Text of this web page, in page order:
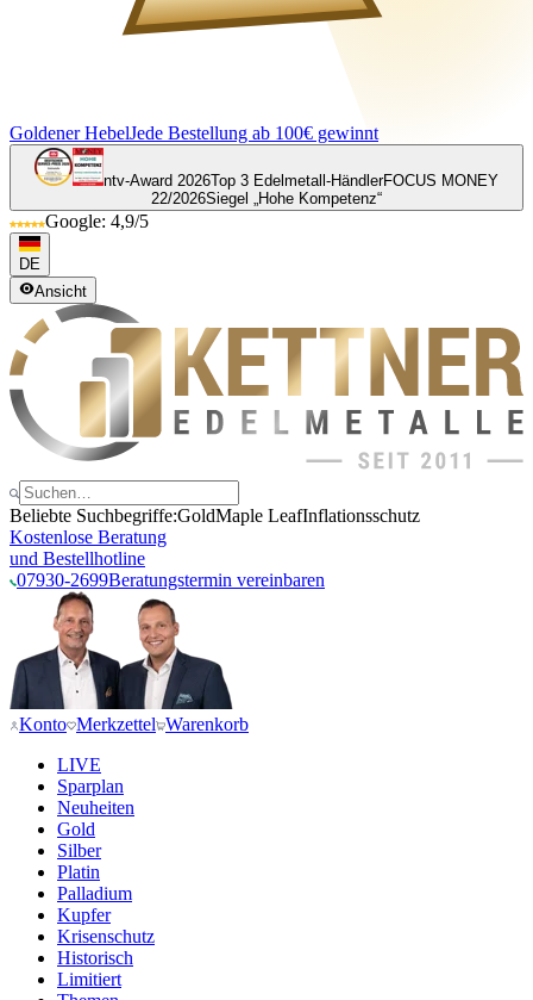
Goldener HebelJede Bestellung ab 100€ gewinnt
ntv-Award 2026Top 3 Edelmetall-HändlerFOCUS MONEY
22/2026Siegel „Hohe Kompetenz“
Google: 4,9/5
DE
Ansicht
Beliebte Suchbegriffe:GoldMaple LeafInflationsschutz
Kostenlose Beratung
und Bestellhotline
07930-2699Beratungstermin vereinbaren
Konto Merkzettel Warenkorb
LIVE
Sparplan
Neuheiten
Gold
Silber
Platin
Palladium
Kupfer
Krisenschutz
Historisch
Limitiert